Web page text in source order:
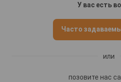
У вас есть
Часто
или
позовите нас